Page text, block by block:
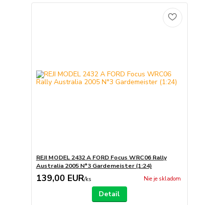
REJI MODEL 2432 A FORD Focus WRC06 Rally
Australia 2005 N°3 Gardemeister (1:24)
139,00 EUR/ks Nie je skladom
Detail